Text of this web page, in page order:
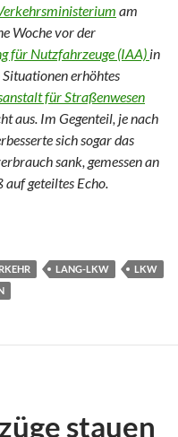
am
Woche vor der
für Nutzfahrzeuge (IAA) in
erhöhtes
für Straßenwesen
aus. Im Gegenteil, je nach
sich sogar das
sank, gemessen an
geteiltes Echo.
am Kreisel doch in Gefahr
LANG-LKW
LKW
stauen